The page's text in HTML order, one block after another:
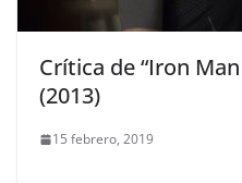
Crítica de “Iron
(2013)
15 febrero, 2019